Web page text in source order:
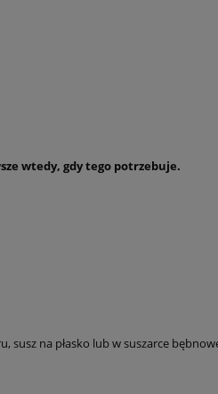
wtedy, gdy tego potrzebuje.
susz na płasko lub w suszarce